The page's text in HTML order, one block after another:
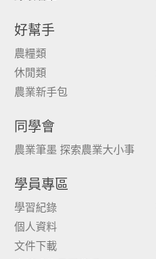
好幫手
農糧類
休閒類
農業新手包
同學會
農業筆墨 探索農業大小事
學員專區
學習紀錄
個人資料
文件下載